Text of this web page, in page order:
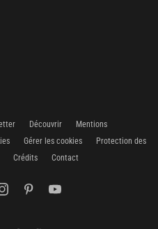
Découvrir
Mentions
Gérer les cookies
Protection des
Crédits Contact